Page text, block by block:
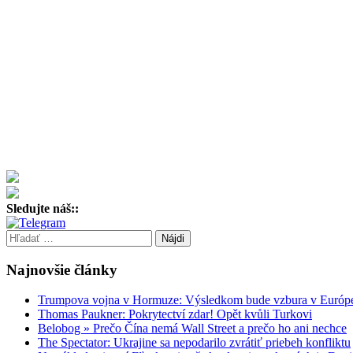
Sledujte náš::
Hľadať:
Najnovšie články
Trumpova vojna v Hormuze: Výsledkom bude vzbura v
Thomas Paukner: Pokrytectví zdar! Opět kvůli Turkovi
Belobog » Prečo Čína nemá Wall Street a prečo ho ani nechce
The Spectator: Ukrajine sa nepodarilo zvrátiť priebeh konfliktu